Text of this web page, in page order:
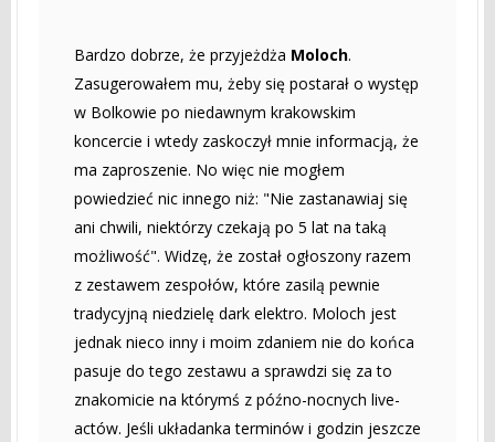
Bardzo dobrze, że przyjeżdża Moloch.
Zasugerowałem mu, żeby się postarał o występ
w Bolkowie po niedawnym krakowskim
koncercie i wtedy zaskoczył mnie informacją, że
ma zaproszenie. No więc nie mogłem
powiedzieć nic innego niż: "Nie zastanawiaj się
ani chwili, niektórzy czekają po 5 lat na taką
możliwość". Widzę, że został ogłoszony razem
z zestawem zespołów, które zasilą pewnie
tradycyjną niedzielę dark elektro. Moloch jest
jednak nieco inny i moim zdaniem nie do końca
pasuje do tego zestawu a sprawdzi się za to
znakomicie na którymś z późno-nocnych live-
actów. Jeśli układanka terminów i godzin jeszcze